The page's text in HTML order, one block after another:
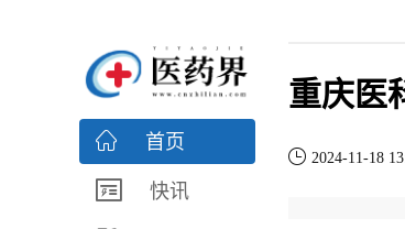
重庆医
2024-11-18
首页
快讯